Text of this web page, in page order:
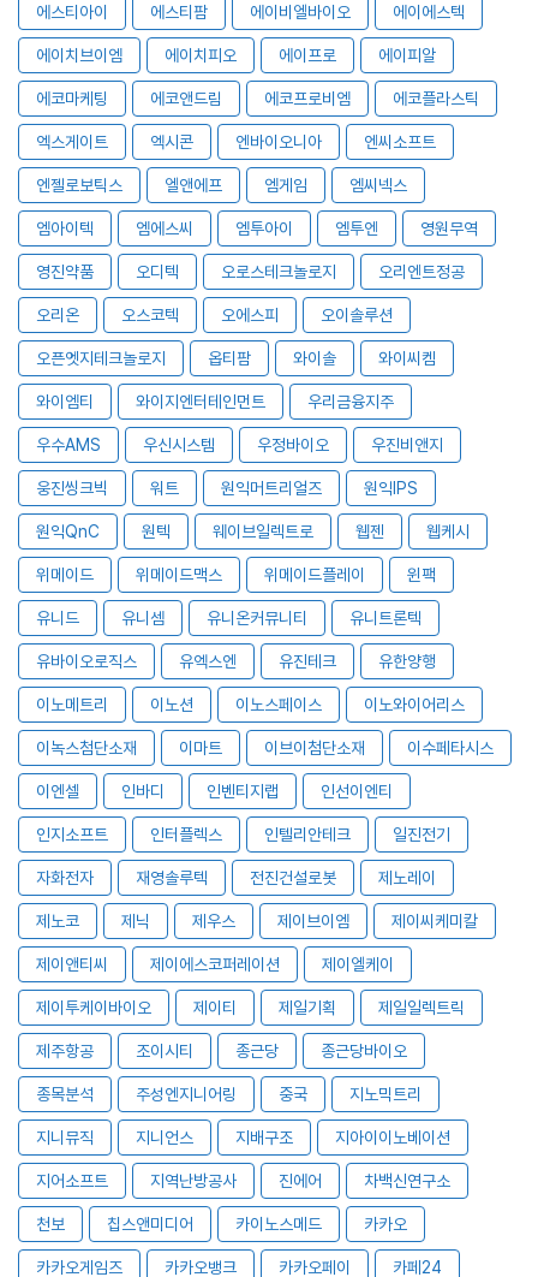
에스티아이 에스티팜 에이비엘바이오 에이에스텍
에이치브이엠 에이치피오 에이프로 에이피알
에코마케팅 에코앤드림 에코프로비엠 에코플라스틱
엑스게이트 엑시콘 엔바이오니아 엔씨소프트
엔젤로보틱스 엘앤에프 엠게임 엠씨넥스
엠아이텍 엠에스씨 엠투아이 엠투엔 영원무역
영진약품 오디텍 오로스테크놀로지 오리엔트정공
오리온 오스코텍 오에스피 오이솔루션
오픈엣지테크놀로지 옵티팜 와이솔 와이씨켐
와이엠티 와이지엔터테인먼트 우리금융지주
우수AMS 우신시스템 우정바이오 우진비앤지
웅진씽크빅 워트 원익머트리얼즈 원익IPS
원익QnC 원텍 웨이브일렉트로 웹젠 웹케시
위메이드 위메이드맥스 위메이드플레이 윈팩
유니드 유니셈 유니온커뮤니티 유니트론텍
유바이오로직스 유엑스엔 유진테크 유한양행
이노메트리 이노션 이노스페이스 이노와이어리스
이녹스첨단소재 이마트 이브이첨단소재 이수페타시스
이엔셀 인바디 인벤티지랩 인선이엔티
인지소프트 인터플렉스 인텔리안테크 일진전기
자화전자 재영솔루텍 전진건설로봇 제노레이
제노코 제닉 제우스 제이브이엠 제이씨케미칼
제이앤티씨 제이에스코퍼레이션 제이엘케이
제이투케이바이오 제이티 제일기획 제일일렉트릭
제주항공 조이시티 종근당 종근당바이오
종목분석 주성엔지니어링 중국 지노믹트리
지니뮤직 지니언스 지배구조 지아이이노베이션
지어소프트 지역난방공사 진에어 차백신연구소
천보 칩스앤미디어 카이노스메드 카카오
카카오게임즈 카카오뱅크 카카오페이 카페24